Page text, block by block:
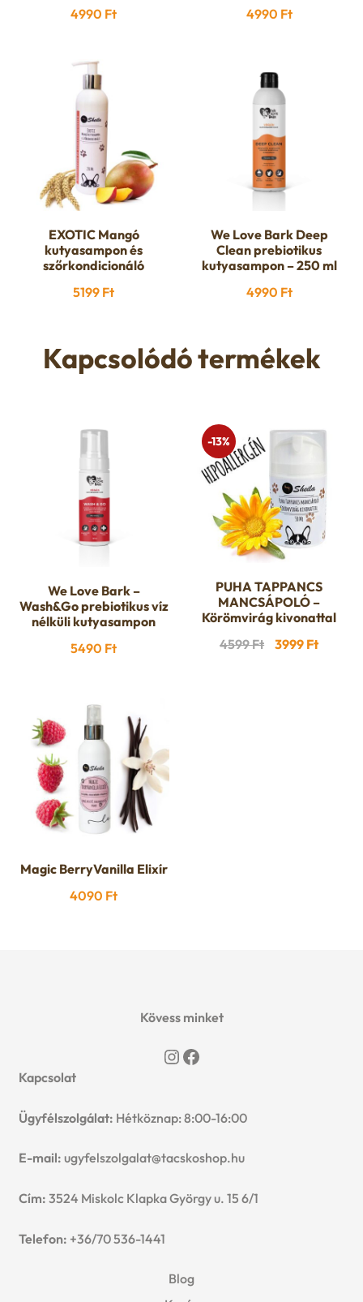
4990 Ft
4990 Ft
EXOTIC Mangó
kutyasampon és
szőrkondicionáló
5199 Ft
We Love Bark Deep
Clean prebiotikus
kutyasampon – 250 ml
4990 Ft
Kapcsolódó termékek
We Love Bark –
Wash&Go prebiotikus víz
nélküli kutyasampon
5490 Ft
-13%
PUHA TAPPANCS
MANCSÁPOLÓ –
Körömvirág kivonattal
4599Ft
Original
3999 Ft
Magic BerryVanilla Elixír
4090 Ft
Kövess minket
Instagram
Facebook
Kapcsolat
Ügyfélszolgálat: Hétköznap: 8:00-16:00
E-mail: ugyfelszolgalat@tacskoshop.hu
Cím: 3524 Miskolc Klapka György u. 15 6/1
Telefon: +36/70 536-1441
Blog